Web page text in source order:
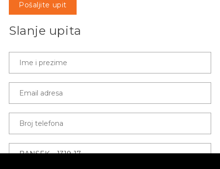
Pošaljite upit
Slanje upita